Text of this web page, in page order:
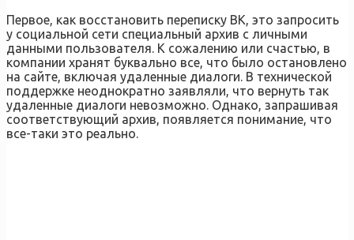
Первое, как восстановить переписку ВК, это запросить
у социальной сети специальный архив с личными
данными пользователя. К сожалению или счастью, в
компании хранят буквально все, что было остановлено
на сайте, включая удаленные диалоги. В технической
поддержке неоднократно заявляли, что вернуть так
удаленные диалоги невозможно. Однако, запрашивая
соответствующий архив, появляется понимание, что
все-таки это реально.